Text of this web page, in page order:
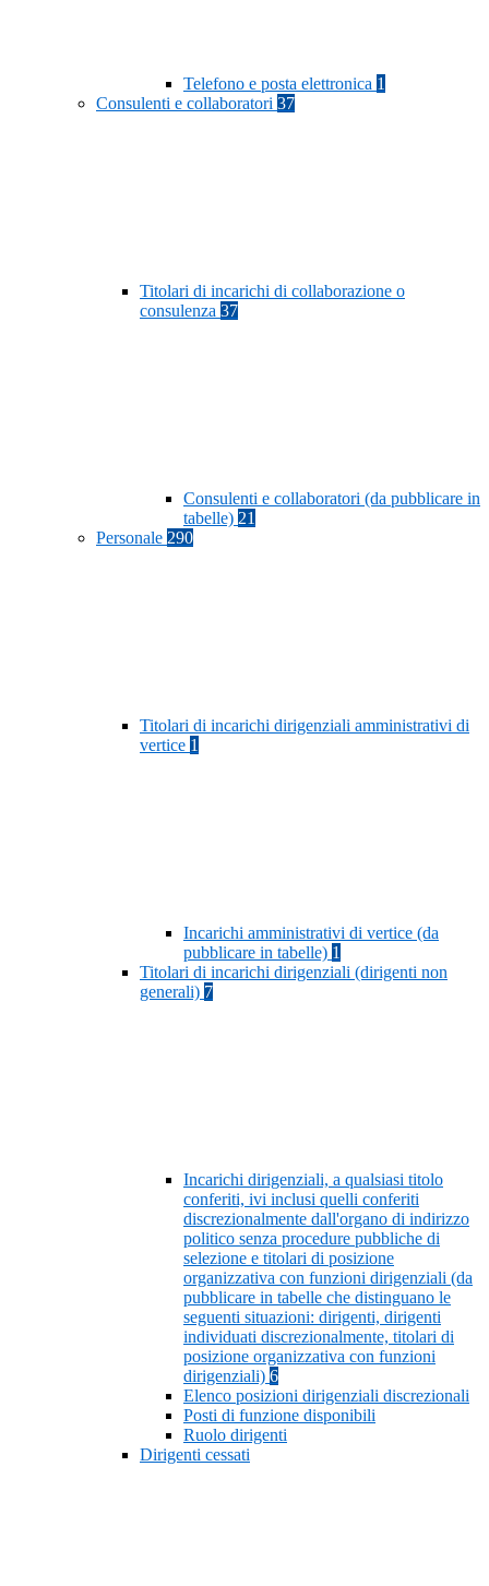
Telefono e posta elettronica 1
Consulenti e collaboratori 37
Titolari di incarichi di collaborazione o
consulenza 37
Consulenti e collaboratori (da pubblicare in
tabelle) 21
Personale 290
Titolari di incarichi dirigenziali amministrativi di
vertice 1
Incarichi amministrativi di vertice (da
pubblicare in tabelle) 1
Titolari di incarichi dirigenziali (dirigenti non
generali) 7
Incarichi dirigenziali, a qualsiasi titolo
conferiti, ivi inclusi quelli conferiti
discrezionalmente dall'organo di indirizzo
politico senza procedure pubbliche di
selezione e titolari di posizione
organizzativa con funzioni dirigenziali (da
pubblicare in tabelle che distinguano le
seguenti situazioni: dirigenti, dirigenti
individuati discrezionalmente, titolari di
posizione organizzativa con funzioni
dirigenziali) 6
Elenco posizioni dirigenziali discrezionali
Posti di funzione disponibili
Ruolo dirigenti
Dirigenti cessati